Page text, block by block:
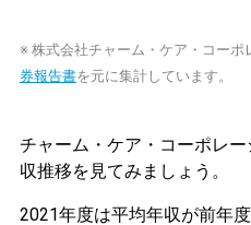
※ 株式会社チャーム・ケア・コーポ
券報告書を元に集計しています。
チャーム・ケア・コーポレ
収推移を見てみましょう。
2021年度は平均年収が前年